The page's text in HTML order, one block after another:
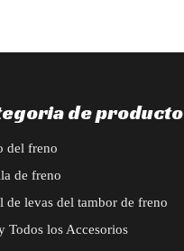
de producto
del freno
de freno
de levas del tambor de freno
Todos los Accesorios